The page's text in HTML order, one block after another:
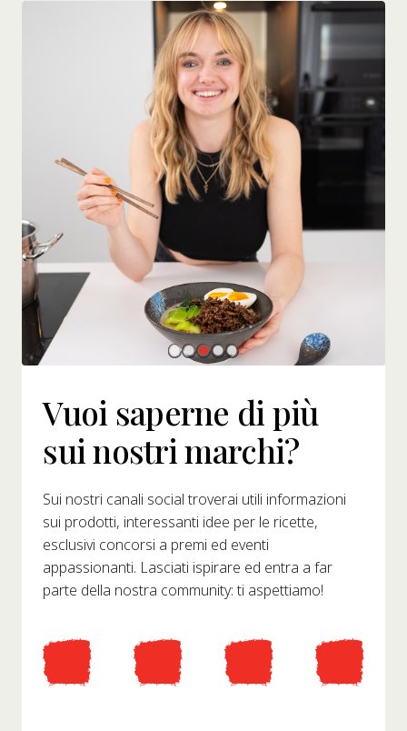
Vuoi saperne di più
sui nostri marchi?
Sui nostri canali social troverai utili informazioni
sui prodotti, interessanti idee per le ricette,
esclusivi concorsi a premi ed eventi
appassionanti. Lasciati ispirare ed entra a far
parte della nostra community: ti aspettiamo!